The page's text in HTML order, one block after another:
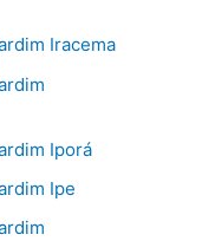
Iracema
Iporá
Ipe